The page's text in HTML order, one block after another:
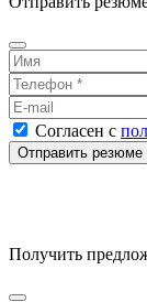
Согласен с
Получить